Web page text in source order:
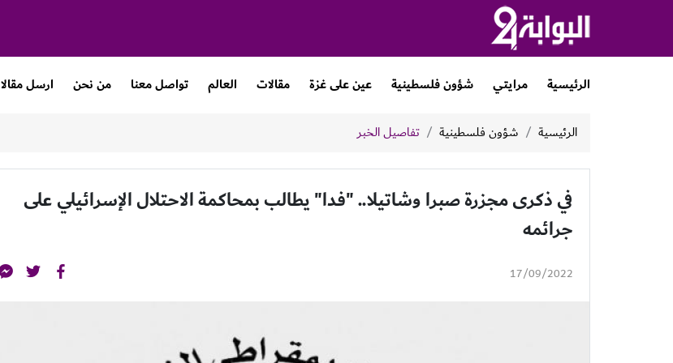
الرئيسية مرايتي شؤون فلسطينية عين على غزة مقالات العالم تواصل معنا من نحن ارسل مقالا
الرئيسية شؤون فلسطينية تفاصيل الخبر
في ذكرى مجزرة صبرا وشاتيلا.. "فدا" يطالب بمحاكمة الاحتلال الإسرائيلي على
جرائمه
17/09/2022